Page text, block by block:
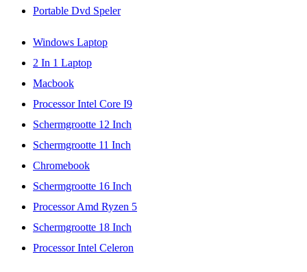
Portable Dvd Speler
Windows Laptop
2 In 1 Laptop
Macbook
Processor Intel Core I9
Schermgrootte 12 Inch
Schermgrootte 11 Inch
Chromebook
Schermgrootte 16 Inch
Processor Amd Ryzen 5
Schermgrootte 18 Inch
Processor Intel Celeron